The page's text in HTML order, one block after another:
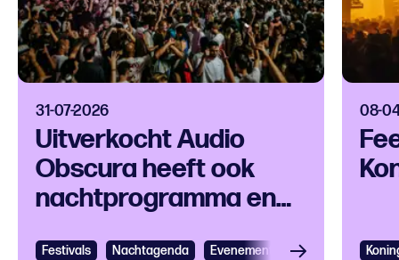
31-07-2026
Uitverkocht Audio
Obscura heeft ook
nachtprogramma en
Festivals Nachtagenda Evenementen
08-